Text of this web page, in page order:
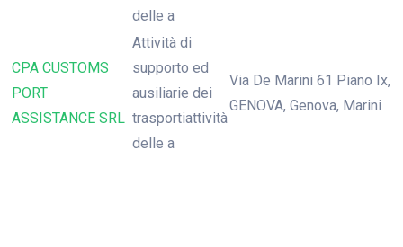
delle a
CPA CUSTOMS
PORT
ASSISTANCE SRL
Attività di
supporto ed
ausiliarie dei
trasportiattività
delle a
Via De Marini 61 Piano Ix,
GENOVA, Genova, Marini